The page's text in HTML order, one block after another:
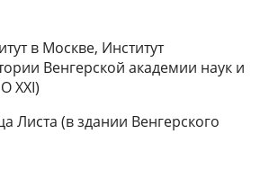
в Москве, Институт
Венгерской академии наук и
XXI)
Листа (в здании Венгерского